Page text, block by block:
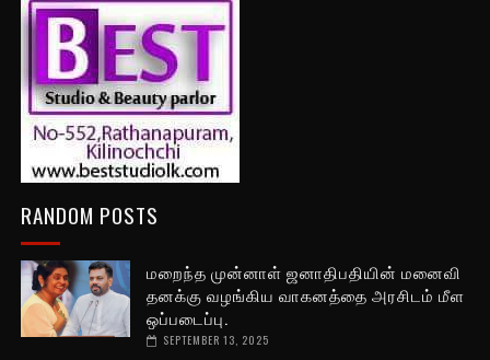
RANDOM POSTS
மறைந்த முன்னாள் ஜனாதிபதியின் மனைவி
தனக்கு வழங்கிய வாகனத்தை அரசிடம் மீள
ஒப்படைப்பு.
SEPTEMBER 13, 2025